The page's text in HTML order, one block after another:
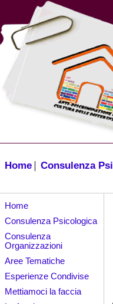
Home Consulenza
Home
Consulenza Psicologica
Consulenza
Organizzazioni
Aree Tematiche
Esperienze Condivise
Mettiamoci la faccia